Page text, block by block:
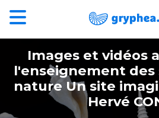
Images et vidéos
l'enseignement des
nature Un site
Hervé